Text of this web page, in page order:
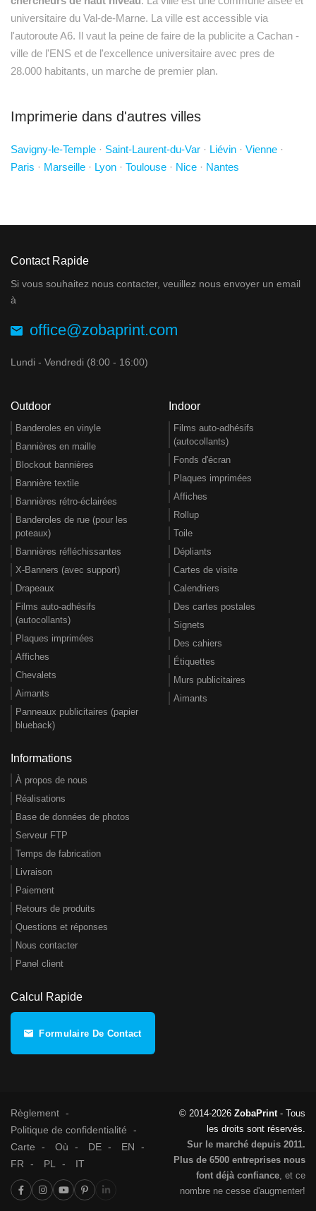
universitaire du Val-de-Marne. La ville est accessible via
l'autoroute A6. Il vaut la peine de faire de la publicite a Cachan -
ville de l'ENS et de l'excellence universitaire avec pres de
28.000 habitants, un marche de premier plan.
Imprimerie dans d'autres villes
Savigny-le-Temple · Saint-Laurent-du-Var · Liévin · Vienne ·
Paris · Marseille · Lyon · Toulouse · Nice · Nantes
Contact Rapide
Si vous souhaitez nous contacter, veuillez nous envoyer un email
à
office@zobaprint.com
Lundi - Vendredi (8:00 - 16:00)
Outdoor
Banderoles en vinyle
Bannières en maille
Blockout bannières
Bannière textile
Bannières rétro-éclairées
Banderoles de rue (pour les
poteaux)
Bannières réfléchissantes
X-Banners (avec support)
Drapeaux
Films auto-adhésifs
(autocollants)
Plaques imprimées
Affiches
Chevalets
Aimants
Panneaux publicitaires (papier
blueback)
Indoor
Films auto-adhésifs
(autocollants)
Fonds d'écran
Plaques imprimées
Affiches
Rollup
Toile
Dépliants
Cartes de visite
Calendriers
Des cartes postales
Signets
Des cahiers
Étiquettes
Murs publicitaires
Aimants
Informations
À propos de nous
Réalisations
Base de données de photos
Serveur FTP
Temps de fabrication
Livraison
Paiement
Retours de produits
Questions et réponses
Nous contacter
Panel client
Calcul Rapide
Formulaire De Contact
Règlement
Politique de confidentialité
Carte
Où DE
EN
FR
PL IT
© 2014-2026 ZobaPrint- Tous
les droits sont réservés.
Sur le marché depuis 2011.
Plus de 6500 entreprises nous
font déjà confiance, et ce
nombre ne cesse d'augmenter!